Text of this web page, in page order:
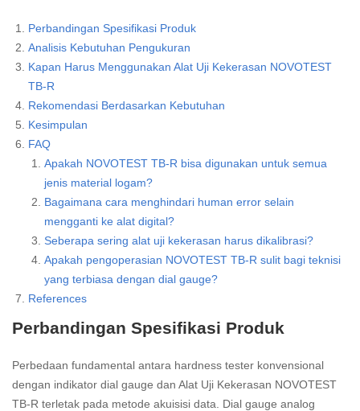
Perbandingan Spesifikasi Produk
Analisis Kebutuhan Pengukuran
Kapan Harus Menggunakan Alat Uji Kekerasan NOVOTEST
TB-R
Rekomendasi Berdasarkan Kebutuhan
Kesimpulan
FAQ
Apakah NOVOTEST TB-R bisa digunakan untuk semua
jenis material logam?
Bagaimana cara menghindari human error selain
mengganti ke alat digital?
Seberapa sering alat uji kekerasan harus dikalibrasi?
Apakah pengoperasian NOVOTEST TB-R sulit bagi teknisi
yang terbiasa dengan dial gauge?
References
Perbandingan Spesifikasi Produk
Perbedaan fundamental antara hardness tester konvensional
dengan indikator dial gauge dan Alat Uji Kekerasan NOVOTEST
TB-R terletak pada metode akuisisi data. Dial gauge analog